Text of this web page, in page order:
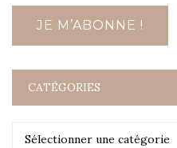
CATÉGORIES
Sélectionner une catégorie
Catégories